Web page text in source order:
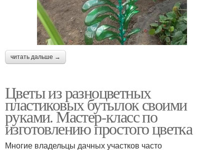
читать дальше →
Цветы из разноцветных
пластиковых бутылок своими
руками. Мастер-класс по
изготовлению простого цветка
Многие владельцы дачных участков часто